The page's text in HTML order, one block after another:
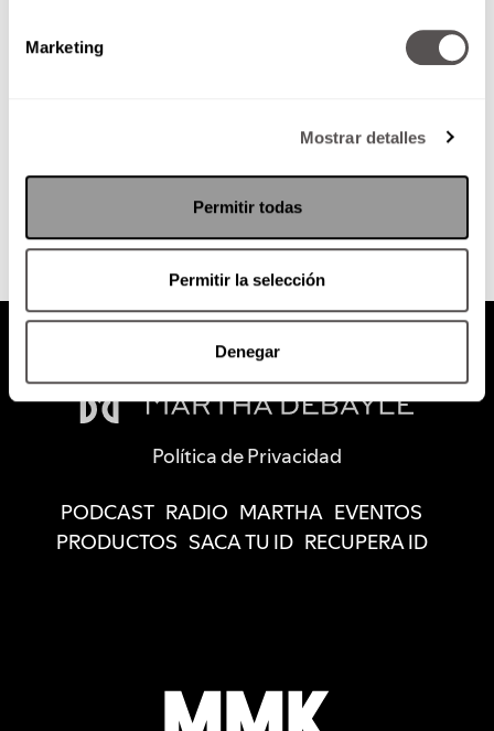
Marketing
Mostrar detalles
Permitir todas
Permitir la selección
Denegar
SEGUIR LEYENDO
Política de Privacidad
PODCAST RADIO MARTHA EVENTOS
PRODUCTOS SACA TU ID RECUPERA ID